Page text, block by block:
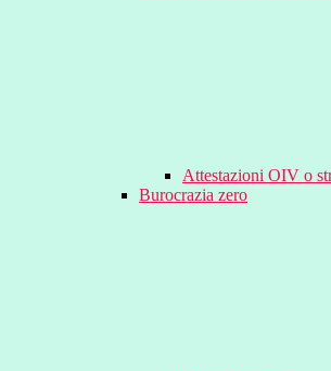
Attestazioni OIV o
Burocrazia zero